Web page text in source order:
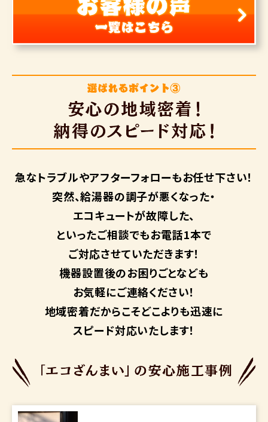
急なトラブルやアフターフォローもお任せ下さい！
突然、給湯器の調子が悪くなった・
エコキュートが故障した、
といったご相談でもお電話1本で
ご対応させていただきます！
機器設置後のお困りごとなども
お気軽にご連絡ください！
地域密着だからこそどこよりも迅速に
スピード対応いたします！